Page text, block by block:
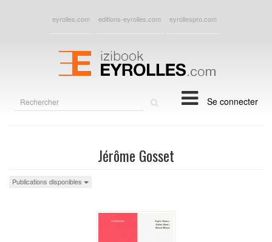
eyrolles.com editions-eyrolles.com eyrollespro.com
Se connecter
Jérôme Gosset
Publications disponibles